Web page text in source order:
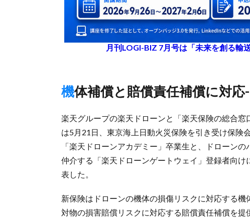
月刊LOGI-BIZ 7月号は「未来を創る輸
機体補償と賠償責任補償に対応-
楽天グループの楽天ドローンと「楽天保険の総合
は5月21日、東京海上日動火災保険を引き受け保険
「楽天ドローンアカデミー」卒業生と、ドローン
仲介する「楽天ドローンゲートウェイ」登録者向
表した。
新保険はドローンの機体の損傷リスクに対応する
対物の損害賠償リスクに対応する賠償責任補償を提